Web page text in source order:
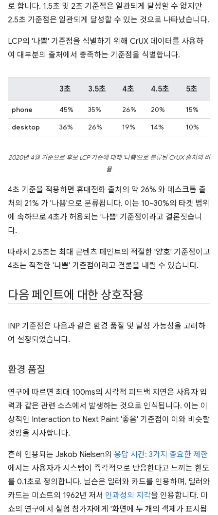
로 합니다. 1.5초 및 2초 기준점은 일관되게 달성할 수 없지만
2.5초 기준점은 일관되게 달성할 수 있는 것으로 나타났습니다.
LCP의 '나쁨' 기준점을 식별하기 위해 CrUX 데이터를 사용하
여 대부분의 출처에서 충족하는 기준점을 식별합니다.
3초 3.5초 4초 4.5초 5초
phone 45% 35% 26% 20%
15%
desktop
36% 26% 19% 14% 10%
2020년 4월 기준으로 후보 LCP 기준에 대해 '나쁨'으로 분류된 CrUX 출처의 비
율
4초 기준을 적용하면 휴대전화 출처의 약 26% 와 데스크톱 출
처의 21% 가 '나쁨'으로 분류됩니다. 이는 10~30%의 타겟 범위
에 속하므로 4초가 허용되는 '나쁨' 기준점이라고 결론짓습니
다.
따라서 2.5초는 최대 콘텐츠 페인트의 적절한 '양호' 기준점이고
4초는 적절한 '나쁨' 기준점이라고 결론을 내릴 수 있습니다.
다음 페인트에 대한 상호작용
INP 기준점은 다음과 같은 환경 품질 및 달성 가능성을 고려하
여 설정되었습니다.
환경 품질
연구에 따르면 최대 100ms의 시각적 피드백 지연은 사용자 입
력과 같은 관련 소스에서 발생하는 것으로 인식됩니다. 이는 이
상적인 Interaction to Next Paint '좋음' 기준점이 이와 비슷할
것임을 시사합니다.
흔히 인용되는 Jakob Nielsen의 응답 시간: 3가지 중요한 제한
에서는 사용자가 시스템이 즉각적으로 반응한다고 느끼는 한도
를 0.1초로 정의합니다. 닐슨은 밀러와 카드를 인용하며, 밀러와
카드는 미쇼트의 1962년 저서 인과성의 지각을 인용합니다. 미
쇼의 연구에서 실험 참가자에게 '화면에 두 개의 객체가 표시됩